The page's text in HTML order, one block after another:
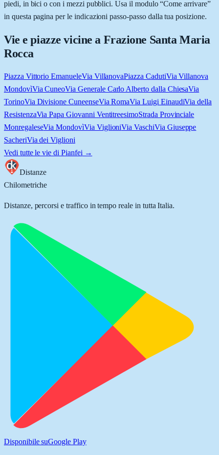
piedi, in bici o con i mezzi pubblici. Usa il modulo “Come arrivare”
in questa pagina per le indicazioni passo-passo dalla tua posizione.
Vie e piazze vicine a Frazione Santa Maria
Rocca
Piazza Vittorio EmanueleVia VillanovaPiazza CadutiVia Villanova
MondovìVia CuneoVia Generale Carlo Alberto dalla ChiesaVia
TorinoVia Divisione CuneenseVia RomaVia Luigi EinaudiVia della
ResistenzaVia Papa Giovanni VentitreesimoStrada Provinciale
MonregaleseVia MondovìVia ViglioniVia VaschiVia Giuseppe
SacheriVia dei Viglioni
Vedi tutte le vie di Pianfei →
Distanze
Chilometriche
Distanze, percorsi e traffico in tempo reale in tutta Italia.
Disponibile suGoogle Play